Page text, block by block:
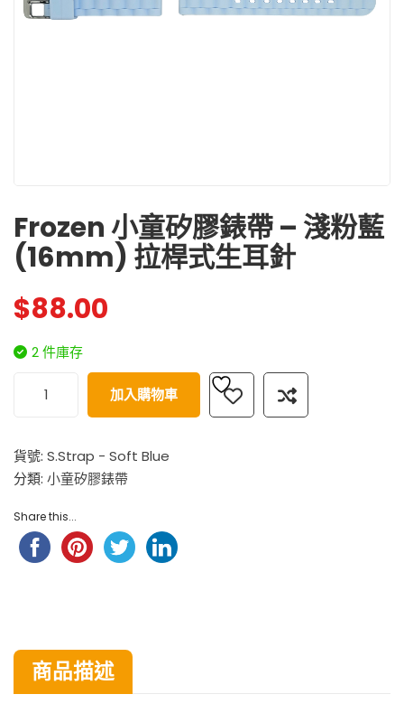
Frozen 小童矽膠錶帶 – 淺粉藍
(16mm) 拉桿式生耳針
$88.00
2 件庫存
加入購物車
貨號: S.Strap - Soft Blue
分類: 小童矽膠錶帶
Share this...
$98.00
商品描述